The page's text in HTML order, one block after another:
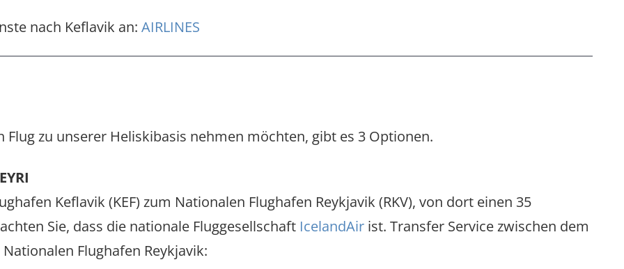
nach Keflavik an: AIRLINES
Flug zu unserer Heliskibasis nehmen möchten, gibt es 3 Optionen.
Keflavik (KEF) zum Nationalen Flughafen Reykjavik (RKV), von dort einen 35
Sie, dass die nationale Fluggesellschaft IcelandAir ist. Transfer Service zwischen dem
Flughafen Reykjavik: